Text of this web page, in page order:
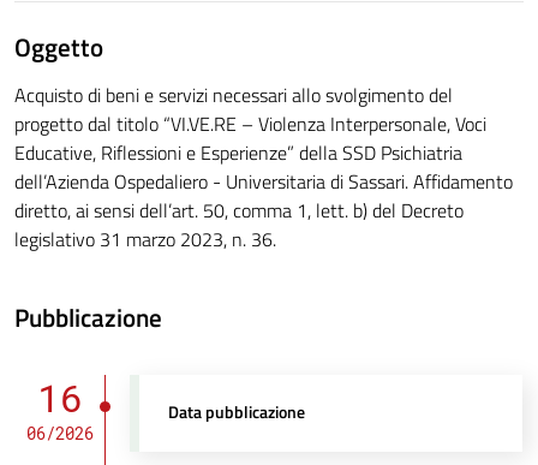
Oggetto
Acquisto di beni e servizi necessari allo svolgimento del
progetto dal titolo “VI.VE.RE – Violenza Interpersonale, Voci
Educative, Riflessioni e Esperienze” della SSD Psichiatria
dell’Azienda Ospedaliero - Universitaria di Sassari. Affidamento
diretto, ai sensi dell’art. 50, comma 1, lett. b) del Decreto
legislativo 31 marzo 2023, n. 36.
Pubblicazione
16
06/2026
Data pubblicazione